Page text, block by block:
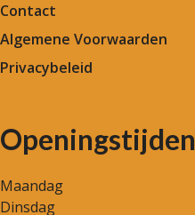
Contact
Algemene Voorwaarden
Privacybeleid
Openingstijden
Maandag
Dinsdag